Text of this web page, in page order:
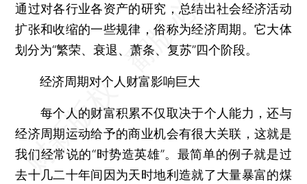
通过对各行业各资产的研究，总结出社会经济活动
扩张和收缩的一些规律，俗称为经济周期。它大体
划分为“繁荣、衰退、萧条、复苏”四个阶段。
经济周期对个人财富影响巨大
每个人的财富积累不仅取决于个人能力，还与
经济周期运动给予的商业机会有很大关联，这就是
我们经常说的“时势造英雄”。最简单的例子就是过
去十几二十年间因为天时地利造就了大量暴富的煤